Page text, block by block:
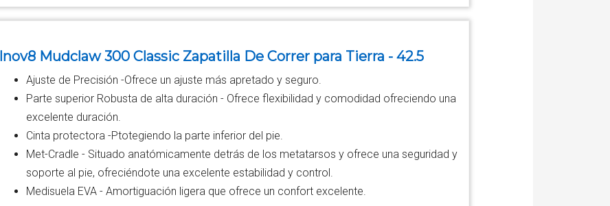
Inov8 Mudclaw 300 Classic Zapatilla De Correr para Tierra - 42.5
Ajuste de Precisión -Ofrece un ajuste más apretado y seguro.
Parte superior Robusta de alta duración - Ofrece flexibilidad y comodidad ofreciendo una
excelente duración.
Cinta protectora -Ptotegiendo la parte inferior del pie.
Met-Cradle - Situado anatómicamente detrás de los metatarsos y ofrece una seguridad y
soporte al pie, ofreciéndote una excelente estabilidad y control.
Medisuela EVA - Amortiguación ligera que ofrece un confort excelente.